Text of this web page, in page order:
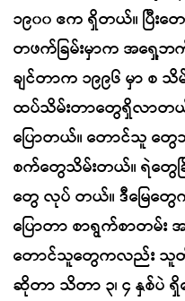
၁၉၀၀ ဧက ရှိတယ်။ ပြီးတ
တဖက်ခြမ်းမှာက အရှေ့ဘ
ချင်တာက ၁၉၉၆ မှာ စ
ထပ်သိမ်းတာတွေရှိလာတယ်
ပြောတယ်။ တောင်သူ တွ
စက်တွေသိမ်းတယ်။ ရဲတွေခ
တွေ လုပ် တယ်။ ဒီမြေတွ
ပြောတာ စာရွက်စာတမ်
တောင်သူတွေကလည်း သူတို့
ဆိုတာ သိတာ ၃၊ ၄ နှစ်ပဲ